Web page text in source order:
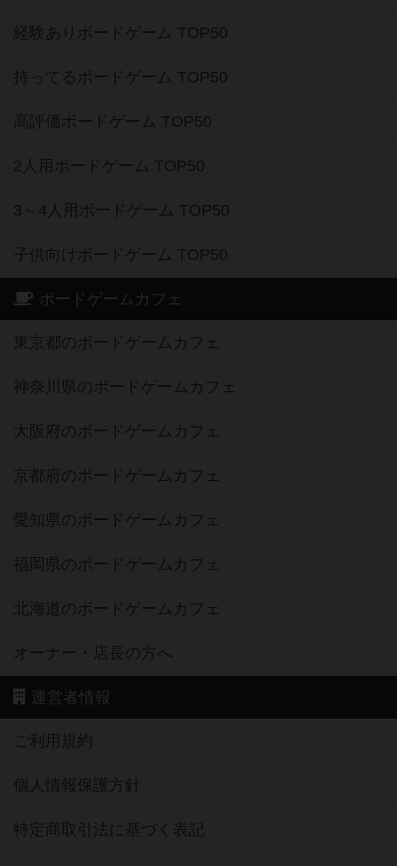
経験ありボードゲーム TOP50
持ってるボードゲーム TOP50
高評価ボードゲーム TOP50
2人用ボードゲーム TOP50
3～4人用ボードゲーム TOP50
子供向けボードゲーム TOP50
ボードゲームカフェ
東京都のボードゲームカフェ
神奈川県のボードゲームカフェ
大阪府のボードゲームカフェ
京都府のボードゲームカフェ
愛知県のボードゲームカフェ
福岡県のボードゲームカフェ
北海道のボードゲームカフェ
オーナー・店長の方へ
運営者情報
ご利用規約
個人情報保護方針
特定商取引法に基づく表記